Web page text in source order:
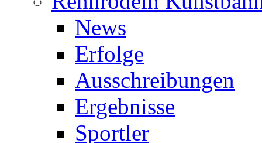
News
Erfolge
Ausschreibungen
Ergebnisse
Sportler